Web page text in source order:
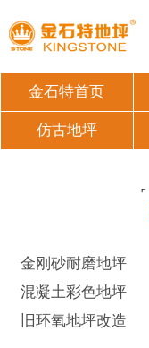
金石特首页
仿古地坪
金刚砂耐磨地坪
混凝土彩色地坪
旧环氧地坪改造